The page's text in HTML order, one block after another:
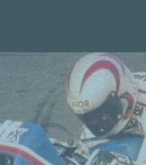
至
主
內
容